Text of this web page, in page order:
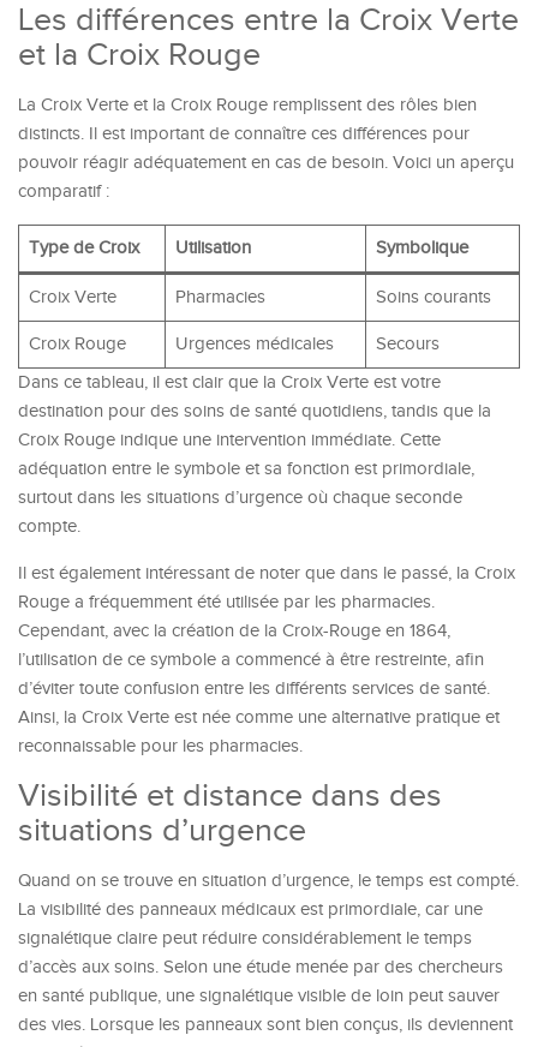
Les différences entre la Croix Verte
et la Croix Rouge
La Croix Verte et la Croix Rouge remplissent des rôles bien
distincts. Il est important de connaître ces différences pour
pouvoir réagir adéquatement en cas de besoin. Voici un aperçu
comparatif :
Type de Croix Utilisation Symbolique
Croix Verte Pharmacies Soins courants
Croix Rouge Urgences médicales
Secours
Dans ce tableau, il est clair que la Croix Verte est votre
destination pour des soins de santé quotidiens, tandis que la
Croix Rouge indique une intervention immédiate. Cette
adéquation entre le symbole et sa fonction est primordiale,
surtout dans les situations d’urgence où chaque seconde
compte.
Il est également intéressant de noter que dans le passé, la Croix
Rouge a fréquemment été utilisée par les pharmacies.
Cependant, avec la création de la Croix-Rouge en 1864,
l’utilisation de ce symbole a commencé à être restreinte, afin
d’éviter toute confusion entre les différents services de santé.
Ainsi, la Croix Verte est née comme une alternative pratique et
reconnaissable pour les pharmacies.
Visibilité et distance dans des
situations d’urgence
Quand on se trouve en situation d’urgence, le temps est compté.
La visibilité des panneaux médicaux est primordiale, car une
signalétique claire peut réduire considérablement le temps
d’accès aux soins. Selon une étude menée par des chercheurs
en santé publique, une signalétique visible de loin peut sauver
des vies. Lorsque les panneaux sont bien conçus, ils deviennent